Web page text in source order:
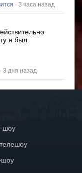
· 3 часа назад
я был
· 3 дня назад
шоу